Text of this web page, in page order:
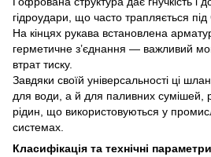
гідроудари, що часто трапляється під
На кінцях рукава встановлена
герметичне з’єднання — важливий
втрат тиску.
Завдяки своїй універсальності ці
для води, а й для паливних сумішей,
рідин, що використовуються у
системах.
Класифікація та технічні